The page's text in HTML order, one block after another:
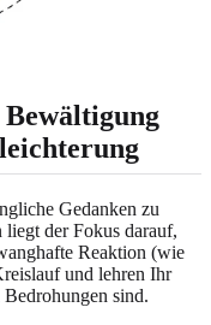
Gedanken zu
liegt der Fokus darauf,
Reaktion (wie
und lehren Ihr
Bedrohungen sind.